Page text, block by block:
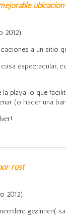
ubicación
2012)
a un sitio
casa
playa lo que
(o hacer una
rust
2012)
gezinnen(